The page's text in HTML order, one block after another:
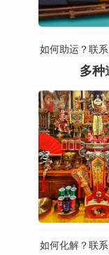
如何助运？联
多种
如何化解？联